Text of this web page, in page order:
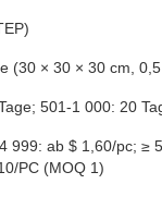
(30 × 30 × 30 cm,
501-1 000: 20
999: ab $ 1,60/pc; ≥
PC (MOQ 1)